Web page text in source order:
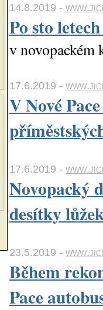
14.8.2019 -
Po sto
v novopackém
17.6.2019 -
V Nové
17.6.2019 -
Novopacký
desítky
23.5.2019 -
Během
Pace